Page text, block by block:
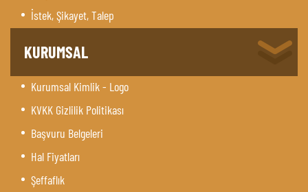
İstek, Şikayet, Talep
KURUMSAL
Kurumsal Kimlik - Logo
KVKK Gizlilik Politikası
Başvuru Belgeleri
Hal Fiyatları
Şeffaflık